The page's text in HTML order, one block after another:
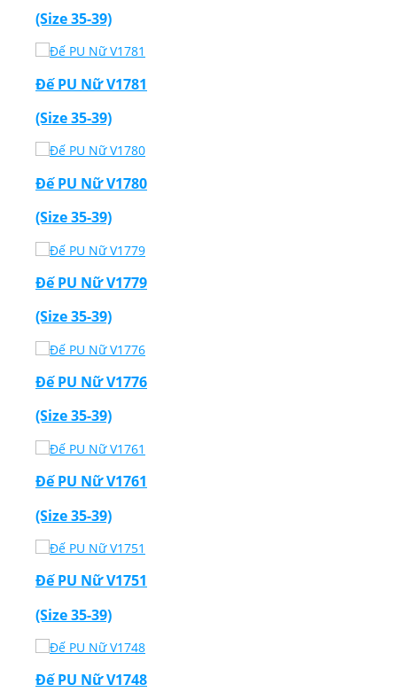
(Size 35-39)
Đế PU Nữ V1781
(Size 35-39)
Đế PU Nữ V1780
(Size 35-39)
Đế PU Nữ V1779
(Size 35-39)
Đế PU Nữ V1776
(Size 35-39)
Đế PU Nữ V1761
(Size 35-39)
Đế PU Nữ V1751
(Size 35-39)
Đế PU Nữ V1748